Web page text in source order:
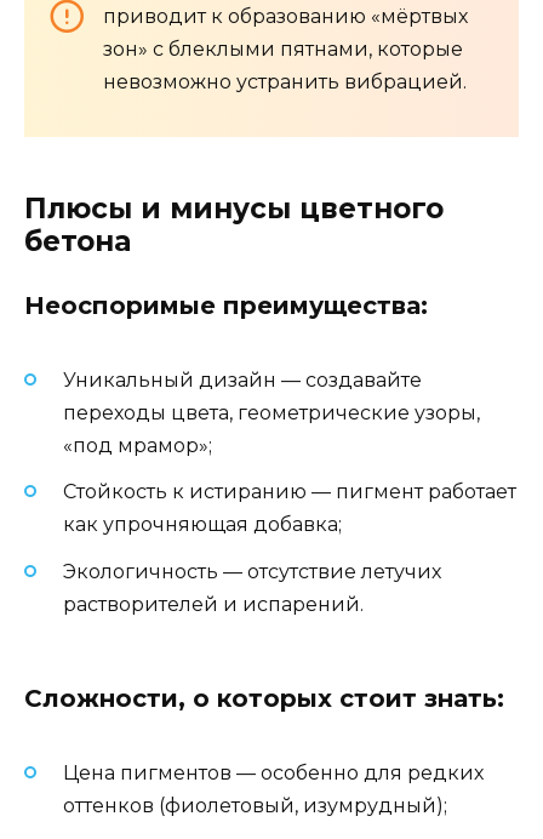
приводит к образованию «мёртвых
зон» с блеклыми пятнами, которые
невозможно устранить вибрацией.
Плюсы и минусы цветного
бетона
Неоспоримые преимущества:
Уникальный дизайн — создавайте
переходы цвета, геометрические узоры,
«под мрамор»;
Стойкость к истиранию — пигмент работает
как упрочняющая добавка;
Экологичность — отсутствие летучих
растворителей и испарений.
Сложности, о которых стоит знать:
Цена пигментов — особенно для редких
оттенков (фиолетовый, изумрудный);